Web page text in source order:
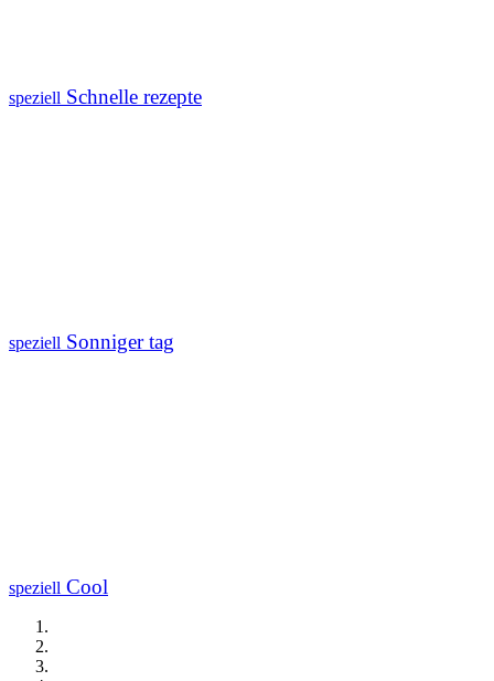
speziell Schnelle rezepte
speziell Sonniger tag
speziell Cool